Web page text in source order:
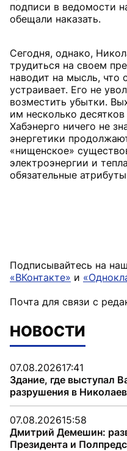
подписи в ведомости
обещали наказать.
Сегодня, однако,
трудиться на своем
наводит на мысль, что
устраивает. Его не
возместить убытки.
им несколько
Хабэнерго ничего не
энергетики
«нищенское»
электроэнергии и
обязательные
Подписывайтесь на
«ВКонтакте» и
Почта для связи с
НОВОСТИ
07.08.202617:41
Здание, где выступал
разрушения в
07.08.202615:58
Дмитрий Демешин:
Президента и